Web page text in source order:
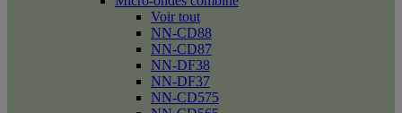
Voir tout
NN-CD88
NN-CD87
NN-DF38
NN-DF37
NN-CD575